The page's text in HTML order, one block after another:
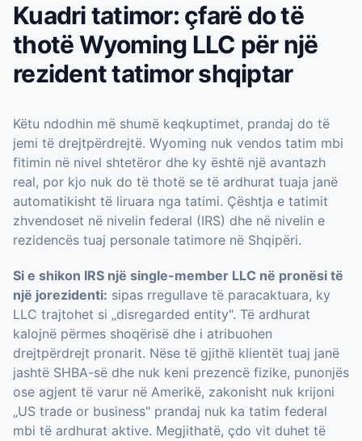
Kuadri tatimor: çfarë do të
thotë Wyoming LLC për një
rezident tatimor shqiptar
Këtu ndodhin më shumë keqkuptimet, prandaj do të
jemi të drejtpërdrejtë. Wyoming nuk vendos tatim mbi
fitimin në nivel shtetëror dhe ky është një avantazh
real, por kjo nuk do të thotë se të ardhurat tuaja janë
automatikisht të liruara nga tatimi. Çështja e tatimit
zhvendoset në nivelin federal (IRS) dhe në nivelin e
rezidencës tuaj personale tatimore në Shqipëri.
Si e shikon IRS një single-member LLC në pronësi të
një jorezidenti: sipas rregullave të paracaktuara, ky
LLC trajtohet si „disregarded entity". Të ardhurat
kalojnë përmes shoqërisë dhe i atribuohen
drejtpërdrejt pronarit. Nëse të gjithë klientët tuaj janë
jashtë SHBA-së dhe nuk keni prezencë fizike, punonjës
ose agjent të varur në Amerikë, zakonisht nuk krijoni
„US trade or business" prandaj nuk ka tatim federal
mbi të ardhurat aktive. Megjithatë, çdo vit duhet të